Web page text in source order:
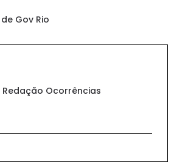
Gov Rio
Redação Ocorrências